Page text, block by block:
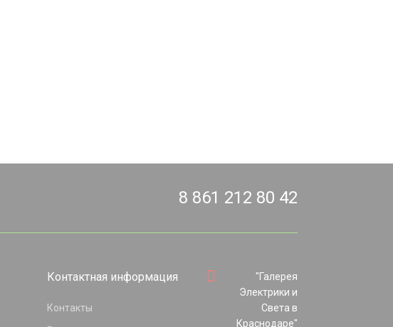
8 861 212 80 42
Контактная информация
Контакты
"Галерея
Электрики и
Света в
Краснодаре"